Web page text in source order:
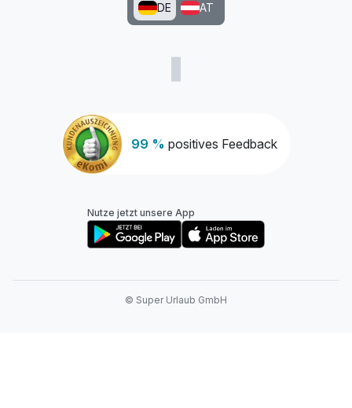
99 % positives Feedback
DE AT
Nutze jetzt unsere App
© Super Urlaub GmbH